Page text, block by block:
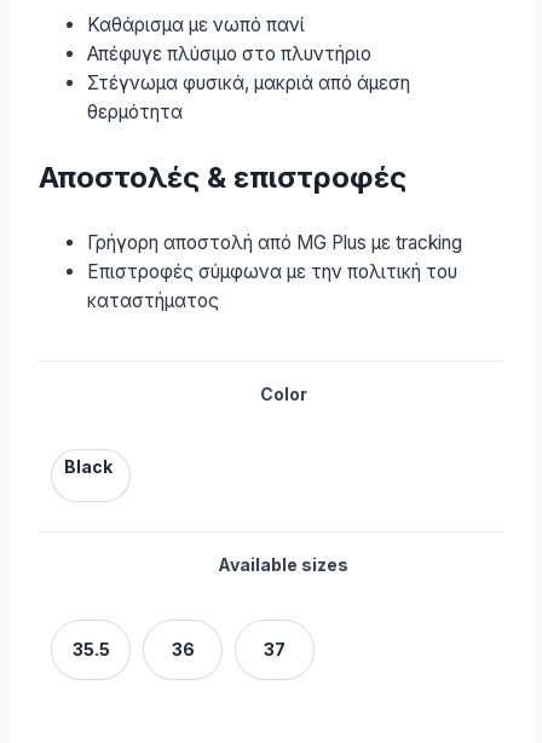
Καθάρισμα με νωπό πανί
Απέφυγε πλύσιμο στο πλυντήριο
Στέγνωμα φυσικά, μακριά από άμεση
θερμότητα
Αποστολές & επιστροφές
Γρήγορη αποστολή από MG Plus με tracking
Επιστροφές σύμφωνα με την πολιτική του
καταστήματος
Color
Black
Available sizes
35.5 36 37